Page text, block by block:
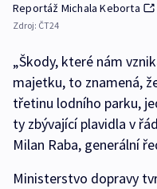
Reportáž Michala Keborta
Zdroj: ČT24
„Škody, které nám
majetku, to znamená,
třetinu lodního parku,
ty zbývající plavidla v
Milan Raba, generální
Ministerstvo dopravy